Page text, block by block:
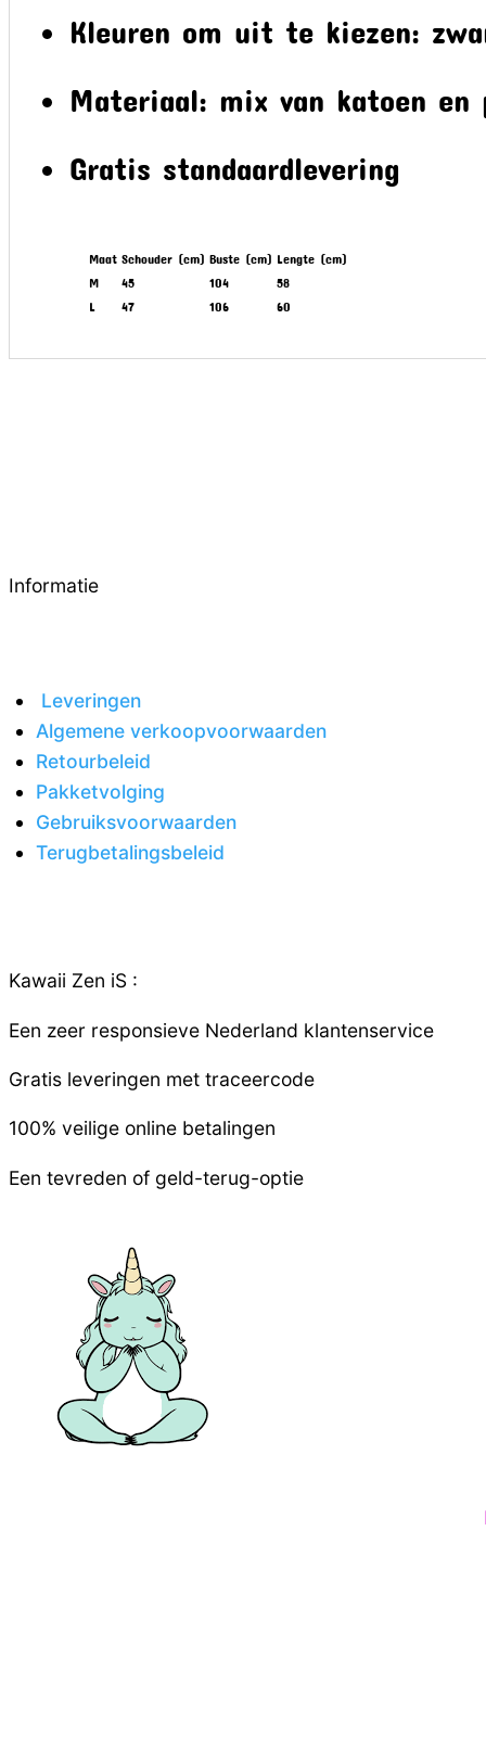
Kleuren om uit te kiezen:
Materiaal: mix van katoen en
Gratis standaardlevering
Maat Schouder (cm) Buste (cm) Lengte (cm)
M
45 104
58
L
47 106 60
Informatie
Leveringen
Algemene verkoopvoorwaarden
Retourbeleid
Pakketvolging
Gebruiksvoorwaarden
Terugbetalingsbeleid
Kawaii Zen iS :
Een zeer responsieve Nederland klantenservice
Gratis leveringen met traceercode
100% veilige online betalingen
Een tevreden of geld-terug-optie